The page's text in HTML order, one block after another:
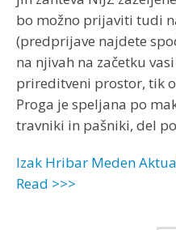
bo možno prijaviti tudi
(predprijave najdete
na njivah na začetku
prireditveni prostor, tik
Proga je speljana po
travniki in pašniki, del
Izak Hribar Meden
Read >>>